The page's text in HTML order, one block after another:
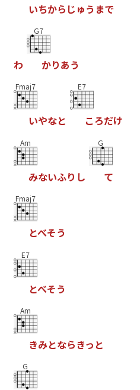
いちから じ ゅう まで
わ
G7
かりあう
Fmaj7
いやなと
E7
ころだけ
Am
みないふり し
G
て
Fmaj7
とべそう
E7
とべそう
Am
きみとならきっ と
G